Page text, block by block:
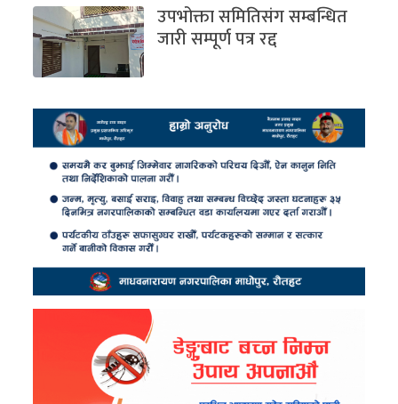
उपभोक्ता समितिसंग सम्बन्धित
जारी सम्पूर्ण पत्र रद्द